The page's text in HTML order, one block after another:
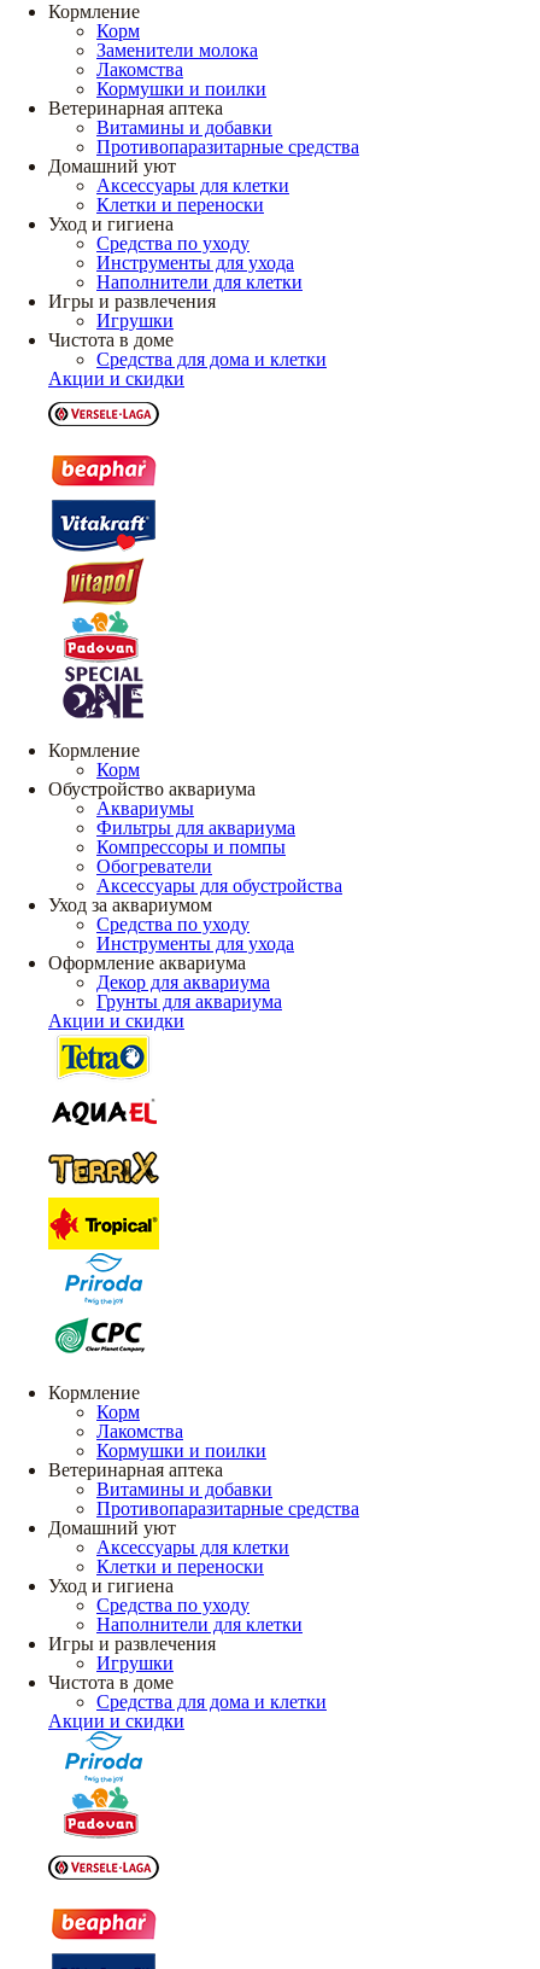
Кормление
Корм
Заменители молока
Лакомства
Кормушки и поилки
Ветеринарная аптека
Витамины и добавки
Противопаразитарные средства
Домашний уют
Аксессуары для клетки
Клетки и переноски
Уход и гигиена
Средства по уходу
Инструменты для ухода
Наполнители для клетки
Игры и развлечения
Игрушки
Чистота в доме
Средства для дома и клетки
Акции и скидки
Кормление
Корм
Обустройство аквариума
Аквариумы
Фильтры для аквариума
Компрессоры и помпы
Обогреватели
Аксессуары для обустройства
Уход за аквариумом
Средства по уходу
Инструменты для ухода
Оформление аквариума
Декор для аквариума
Грунты для аквариума
Акции и скидки
Кормление
Корм
Лакомства
Кормушки и поилки
Ветеринарная аптека
Витамины и добавки
Противопаразитарные средства
Домашний уют
Аксессуары для клетки
Клетки и переноски
Уход и гигиена
Средства по уходу
Наполнители для клетки
Игры и развлечения
Игрушки
Чистота в доме
Средства для дома и клетки
Акции и скидки